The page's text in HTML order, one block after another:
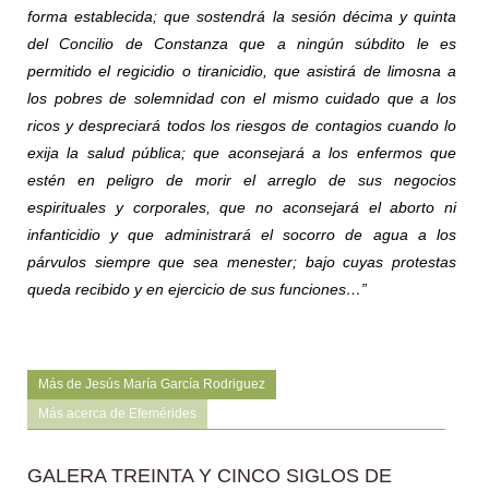
forma establecida; que sostendrá la sesión décima y quinta
del Concilio de Constanza que a ningún súbdito le es
permitido el regicidio o tiranicidio, que asistirá de limosna a
los pobres de solemnidad con el mismo cuidado que a los
ricos y despreciará todos los riesgos de contagios cuando lo
exija la salud pública; que aconsejará a los enfermos que
estén en peligro de morir el arreglo de sus negocios
espirituales y corporales, que no aconsejará el aborto ni
infanticidio y que administrará el socorro de agua a los
párvulos siempre que sea menester; bajo cuyas protestas
queda recibido y en ejercicio de sus funciones…”
Más de Jesús María García Rodriguez
Más acerca de Efemérides
GALERA TREINTA Y CINCO SIGLOS DE